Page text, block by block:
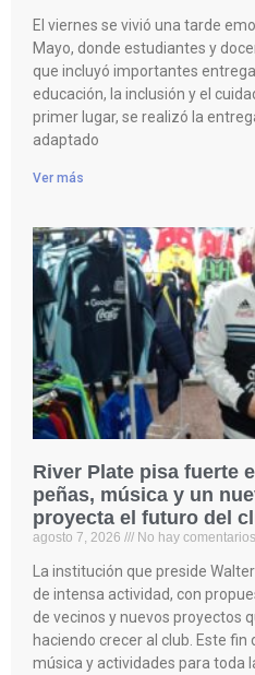
El viernes se vivió una tarde
Mayo, donde estudiantes y
que incluyó importantes
educación, la inclusión y el
primer lugar, se realizó la
adaptado
Ver más
River Plate pisa fuerte
peñas, música y un
proyecta el futuro del
agosto 7, 2026 No hay comentarios
La institución que preside
de intensa actividad, con
de vecinos y nuevos proyectos
haciendo crecer al club. Este
música y actividades para toda